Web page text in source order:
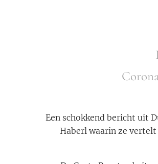
Een schokkend bericht uit
Haberl waarin ze